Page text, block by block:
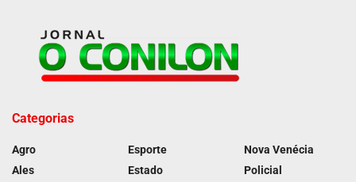
Categorias
Agro
Ales
Esporte
Estado
Nova Venécia
Policial